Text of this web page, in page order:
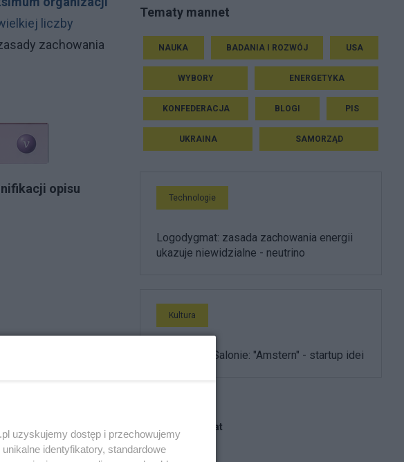
liczby
zachowania
opisu
Tematy mannet
NAUKA BADANIA I ROZWÓJ USA
WYBORY ENERGETYKA
KONFEDERACJA BLOGI PIS
UKRAINA SAMORZĄD
Technologie
Logodygmat: zasada zachowania energii
ukazuje niewidzialne - neutrino
Kultura
Ewolucja w Salonie: "Amstern" - startup idei
Blogi na ten temat
uzyskujemy dostęp i przechowujemy
identyfikatory, standardowe